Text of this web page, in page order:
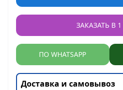
ЗАКАЗАТЬ В
ПО WHATSAPP
Доставка и самовывоз